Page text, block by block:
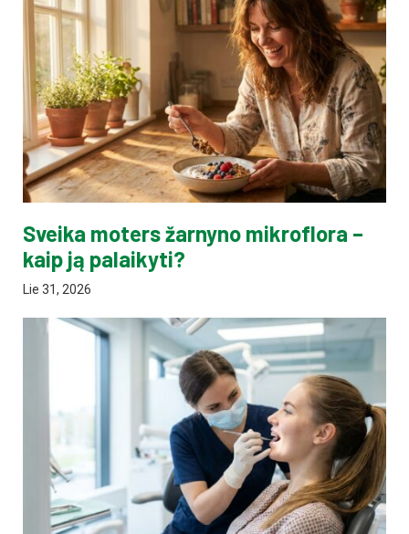
Sveika moters žarnyno mikroflora –
kaip ją palaikyti?
Lie 31, 2026